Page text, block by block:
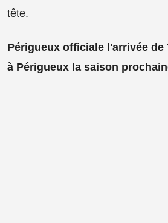
tête.
Périgueux officiale l'arrivée de
à Périgueux la saison